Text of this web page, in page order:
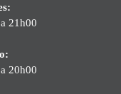
21h00
20h00